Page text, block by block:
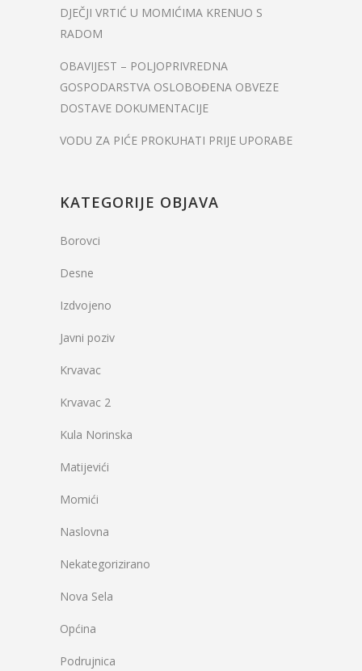
DJEČJI VRTIĆ U MOMIĆIMA KRENUO S
RADOM
OBAVIJEST – POLJOPRIVREDNA
GOSPODARSTVA OSLOBOĐENA OBVEZE
DOSTAVE DOKUMENTACIJE
VODU ZA PIĆE PROKUHATI PRIJE UPORABE
KATEGORIJE OBJAVA
Borovci
Desne
Izdvojeno
Javni poziv
Krvavac
Krvavac 2
Kula Norinska
Matijevići
Momići
Naslovna
Nekategorizirano
Nova Sela
Općina
Podrujnica